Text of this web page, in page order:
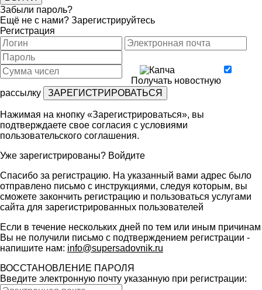
Забыли пароль?
Ещё не с нами? Зарегистрируйтесь
Регистрация
Получать новостную
рассылку
Нажимая на кнопку «Зарегистрироваться», вы
подтверждаете свое согласия с условиями
пользовательского соглашения.
Уже зарегистрированы? Войдите
Спасибо за регистрацию. На указанный вами адрес было
отправлено письмо с инструкциями, следуя которым, вы
сможете закончить регистрацию и пользоваться услугами
сайта для зарегистрированных пользователей
Если в течение нескольких дней по тем или иным причинам
Вы не получили письмо с подтверждением регистрации -
напишите нам: info@supersadovnik.ru
ВОССТАНОВЛЕНИЕ ПАРОЛЯ
Введите электронную почту указанную при регистрации: